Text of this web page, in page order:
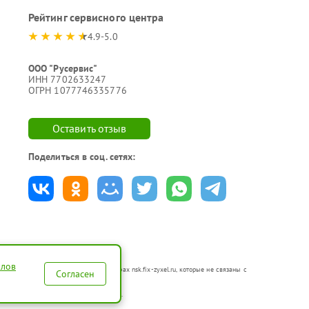
Рейтинг сервисного центра
4.9-5.0
ООО "Русервис"
ИНН 7702633247
ОГРН 1077746335776
Оставить отзыв
Поделиться в соц. сетях:
в неавторизованных сервисных центрах nsk.fix-zyxel.ru, которые не связаны с
ремонту техники указанных брендов.
Согласен